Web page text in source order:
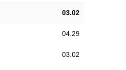
03.02
04.29
03.02